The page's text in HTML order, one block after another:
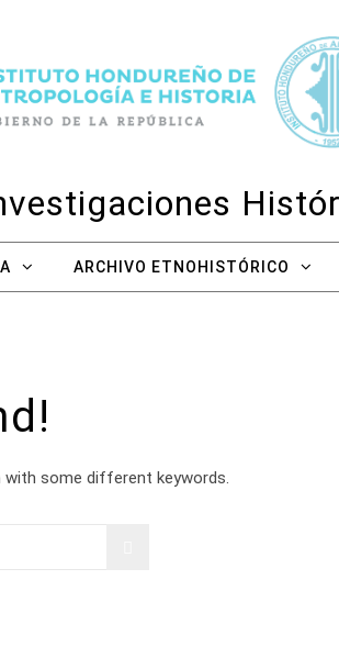
ARCHIVO ETNOHISTÓRICO
with some different keywords.